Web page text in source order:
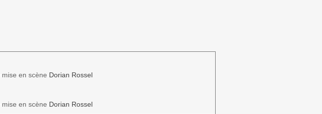
mise en scène Dorian Rossel
mise en scène Dorian Rossel